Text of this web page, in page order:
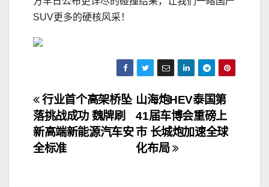
SUV更多的硬核风采！
文
章
导
山海炮HEV泰国第
41届车博会重磅上
市 长城炮加速全球
化布局
行业首个高架桥坠
落挑战成功 魏牌刷
新高端新能源汽车安
全标准